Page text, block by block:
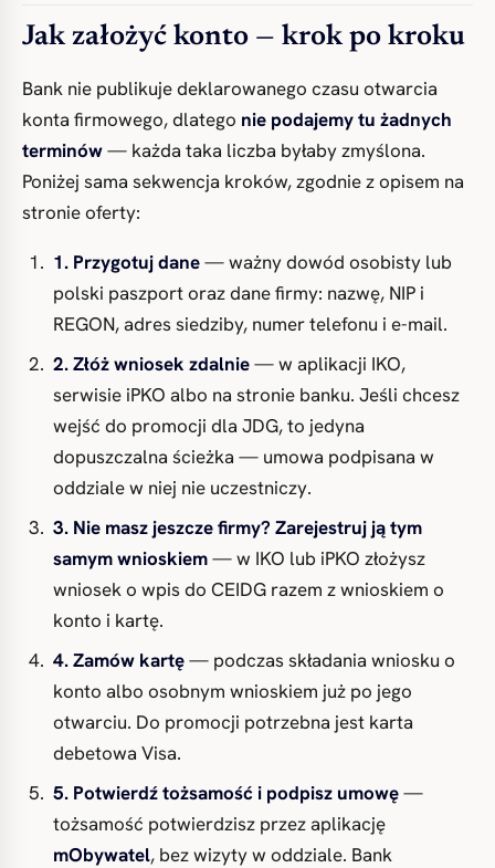
Jak założyć konto — krok po kroku
Bank nie publikuje deklarowanego czasu otwarcia
konta firmowego, dlatego nie podajemy tu żadnych
terminów— każda taka liczba byłaby zmyślona.
Poniżej sama sekwencja kroków, zgodnie z opisem na
stronie oferty:
1. Przygotuj dane— ważny dowód osobisty lub
polski paszport oraz dane firmy: nazwę, NIP i
REGON, adres siedziby, numer telefonu i e-mail.
2. Złóż wniosek zdalnie— w aplikacji IKO,
serwisie iPKO albo na stronie banku. Jeśli chcesz
wejść do promocji dla JDG, to jedyna
dopuszczalna ścieżka — umowa podpisana w
oddziale w niej nie uczestniczy.
3. Nie masz jeszcze firmy? Zarejestruj ją tym
samym wnioskiem— w IKO lub iPKO złożysz
wniosek o wpis do CEIDG razem z wnioskiem o
konto i kartę.
4. Zamów kartę— podczas składania wniosku o
konto albo osobnym wnioskiem już po jego
otwarciu. Do promocji potrzebna jest karta
debetowa Visa.
5. Potwierdź tożsamość i podpisz umowę—
tożsamość potwierdzisz przez aplikację
mObywatel, bez wizyty w oddziale. Bank